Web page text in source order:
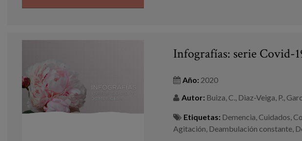
Infografías: serie Covid-
Año: 2020
Autor: Buiza, C., Diaz-Veiga, P.,
Etiquetas: Demencia, Cuidados,
Agitación, Deambulación constante,